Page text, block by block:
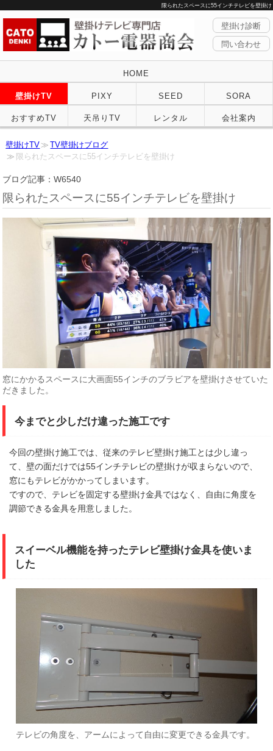
限られたスペースに55インチテレビを壁掛け
壁掛け診断
問い合わせ
HOME
壁掛けTV PIXY SEED SORA
おすすめTV 天吊りTV レンタル 会社案内
壁掛けTV
TV壁掛けブログ
限られたスペースに55インチテレビを壁掛け
ブログ記事：W6540
限られたスペースに55インチテレビを壁掛け
窓にかかるスペースに大画面55インチのブラビアを壁掛けさせていた
だきました。
今までと少しだけ違った施工です
今回の壁掛け施工では、従来のテレビ壁掛け施工とは少し違っ
て、壁の面だけでは55インチテレビの壁掛けが収まらないので、
窓にもテレビがかかってしまいます。
ですので、テレビを固定する壁掛け金具ではなく、自由に角度を
調節できる金具を用意しました。
スイーベル機能を持ったテレビ壁掛け金具を使いま
した
テレビの角度を、アームによって自由に変更できる金具です。